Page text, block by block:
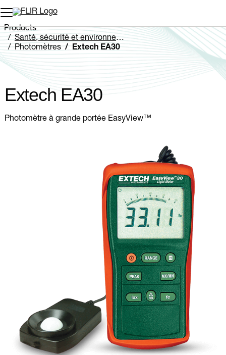
Unread messages
Modèle
Supprimer
articles
Ajouter au panier
Ajouté au panier
Products
Santé, sécurité et environnement
Photomètres
Extech EA30
Extech EA30
Photomètre à grande portée EasyView™